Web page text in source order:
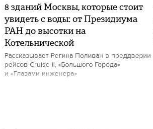
8 зданий Москвы, которые стоит
увидеть с воды: от Президиума
РАН до высотки на
Котельнической
Рассказывает Регина Поливан в преддверии
рейсов Cruise II, «Большого Города»
и «Глазами инженера»